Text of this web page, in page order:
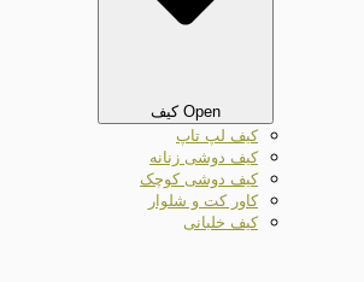
Open کیف
کیف لپ تاپ
کیف دوشی زنانه
کیف دوشی کوچک
کاور کت و شلوار
کیف خلبانی